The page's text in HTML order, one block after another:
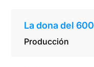
La dona del 600
Producción